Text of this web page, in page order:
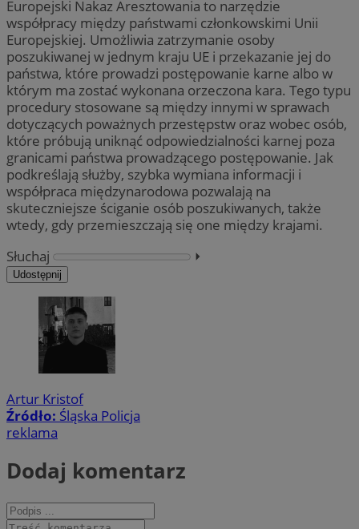
Europejski Nakaz Aresztowania to narzędzie
współpracy między państwami członkowskimi Unii
Europejskiej. Umożliwia zatrzymanie osoby
poszukiwanej w jednym kraju UE i przekazanie jej do
państwa, które prowadzi postępowanie karne albo w
którym ma zostać wykonana orzeczona kara. Tego typu
procedury stosowane są między innymi w sprawach
dotyczących poważnych przestępstw oraz wobec osób,
które próbują uniknąć odpowiedzialności karnej poza
granicami państwa prowadzącego postępowanie. Jak
podkreślają służby, szybka wymiana informacji i
współpraca międzynarodowa pozwalają na
skuteczniejsze ściganie osób poszukiwanych, także
wtedy, gdy przemieszczają się one między krajami.
Słuchaj
⏵︎
Udostępnij
Artur Kristof
Źródło: Śląska Policja
reklama
Dodaj komentarz